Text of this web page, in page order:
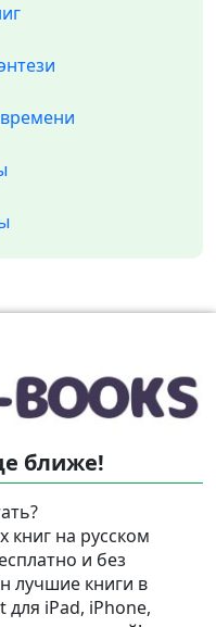
ближе!
на русском
и без
лучшие книги в
iPad, iPhone,